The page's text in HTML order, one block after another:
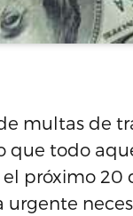
multas de
que todo
próximo
urgente